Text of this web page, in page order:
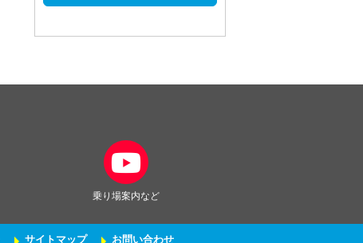
乗り場案内など
サイトマップ お問い合わせ